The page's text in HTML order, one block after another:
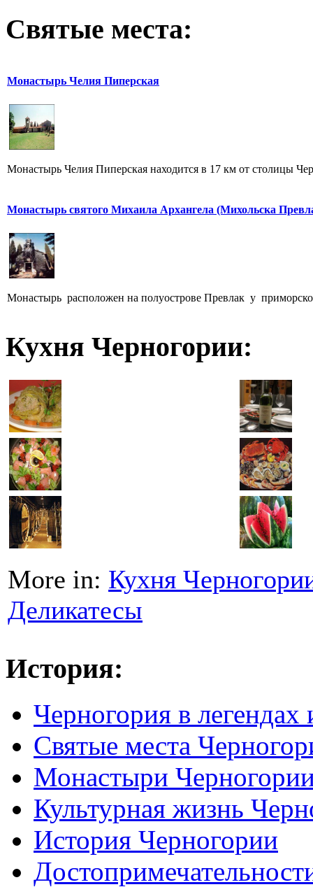
Святые места:
Монастырь Челия Пиперская
Монастырь Челия Пиперская находится в 17 км от столицы
Монастырь святого Михаила Архангела (Михольска
Монастырь расположен на полуострове Превлак у
Кухня Черногории:
More in: Кухня
Деликатесы
История:
Черногория в легендах
Святые места
Монастыри
Культурная жизнь
История Черногории